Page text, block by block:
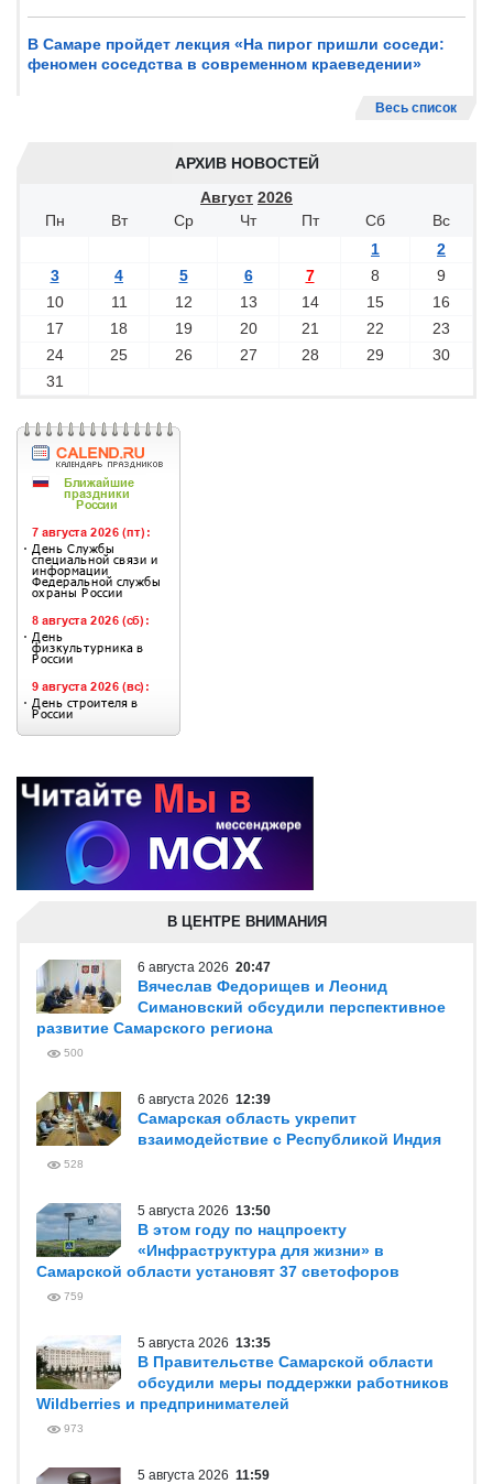
В Самаре пройдет лекция «На пирог пришли соседи:
феномен соседства в современном краеведении»
Весь список
АРХИВ НОВОСТЕЙ
Август 2026
Пн
Вт Ср Чт Пт Сб
Вс
1
2
3
4 5 6 7 8
9
10
11 12 13 14 15
16
17
18 19 20 21 22
23
24
25 26 27 28 29
30
31
В ЦЕНТРЕ ВНИМАНИЯ
6 августа 2026 20:47
Вячеслав Федорищев и Леонид
Симановский обсудили перспективное
развитие Самарского региона
500
6 августа 2026 12:39
Самарская область укрепит
взаимодействие с Республикой Индия
528
5 августа 2026 13:50
В этом году по нацпроекту
«Инфраструктура для жизни» в
Самарской области установят 37 светофоров
759
5 августа 2026 13:35
В Правительстве Самарской области
обсудили меры поддержки работников
Wildberries и предпринимателей
973
5 августа 2026 11:59